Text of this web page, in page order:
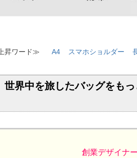
昇ワード≫ A4 スマホショルダー
世界中を旅したバッグをも
創業デザイナ